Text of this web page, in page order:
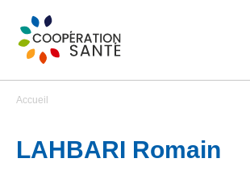
Accueil
LAHBARI Romain